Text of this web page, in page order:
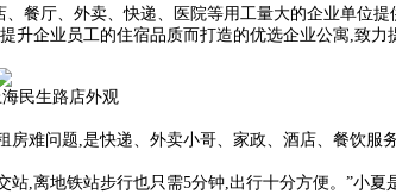
餐厅、外卖、快递、医院等用工量大的企业单位提
升企业员工的住宿品质而打造的优选企业公寓,致力
民生路店外观
难问题,是快递、外卖小哥、家政、酒店、餐饮服
,离地铁站步行也只需5分钟,出行十分方便。”小夏